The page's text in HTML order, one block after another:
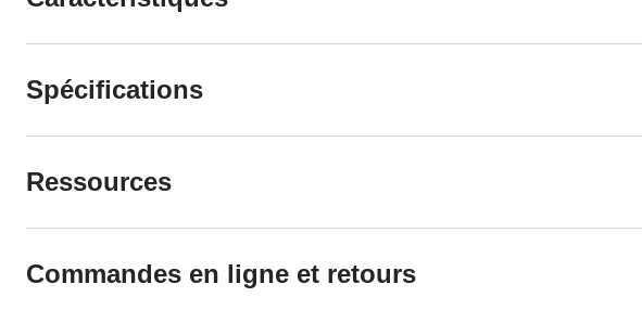
Spécifications
Ressources
Commandes en ligne et retours